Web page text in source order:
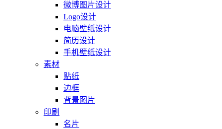
微博图片设计
Logo设计
电脑壁纸设计
简历设计
手机壁纸设计
素材
贴纸
边框
背景图片
印刷
名片